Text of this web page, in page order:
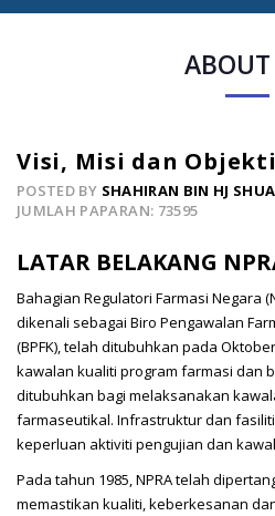
Visi, Misi dan
POSTED BY SHAHIRAN BIN HJ
JUMLAH PAPARAN: 73595
LATAR BELAKANG
Bahagian Regulatori Farmasi Negara
dikenali sebagai Biro Pengawalan
(BPFK), telah ditubuhkan pada
kawalan kualiti program farmasi dan
ditubuhkan bagi melaksanakan
farmaseutikal. Infrastruktur dan
keperluan aktiviti pengujian dan
Pada tahun 1985, NPRA telah
memastikan kualiti, keberkesanan